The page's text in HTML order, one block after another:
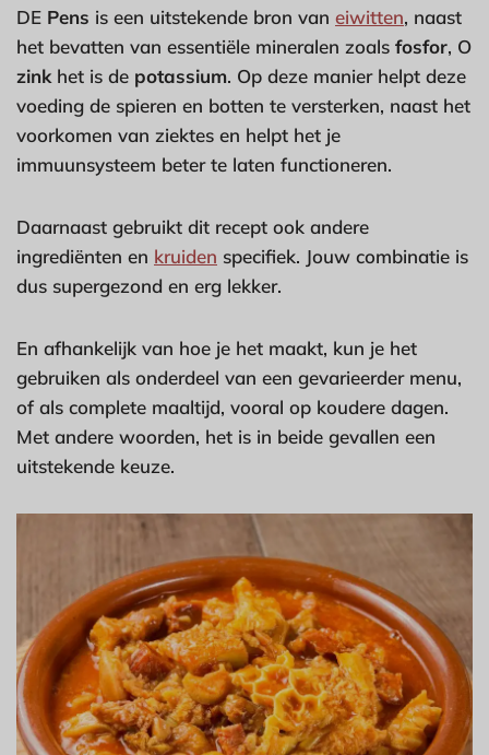
DE Pens is een uitstekende bron van eiwitten, naast
het bevatten van essentiële mineralen zoals fosfor, O
zink het is de potassium. Op deze manier helpt deze
voeding de spieren en botten te versterken, naast het
voorkomen van ziektes en helpt het je
immuunsysteem beter te laten functioneren.
Daarnaast gebruikt dit recept ook andere
ingrediënten en kruiden specifiek. Jouw combinatie is
dus supergezond en erg lekker.
En afhankelijk van hoe je het maakt, kun je het
gebruiken als onderdeel van een gevarieerder menu,
of als complete maaltijd, vooral op koudere dagen.
Met andere woorden, het is in beide gevallen een
uitstekende keuze.